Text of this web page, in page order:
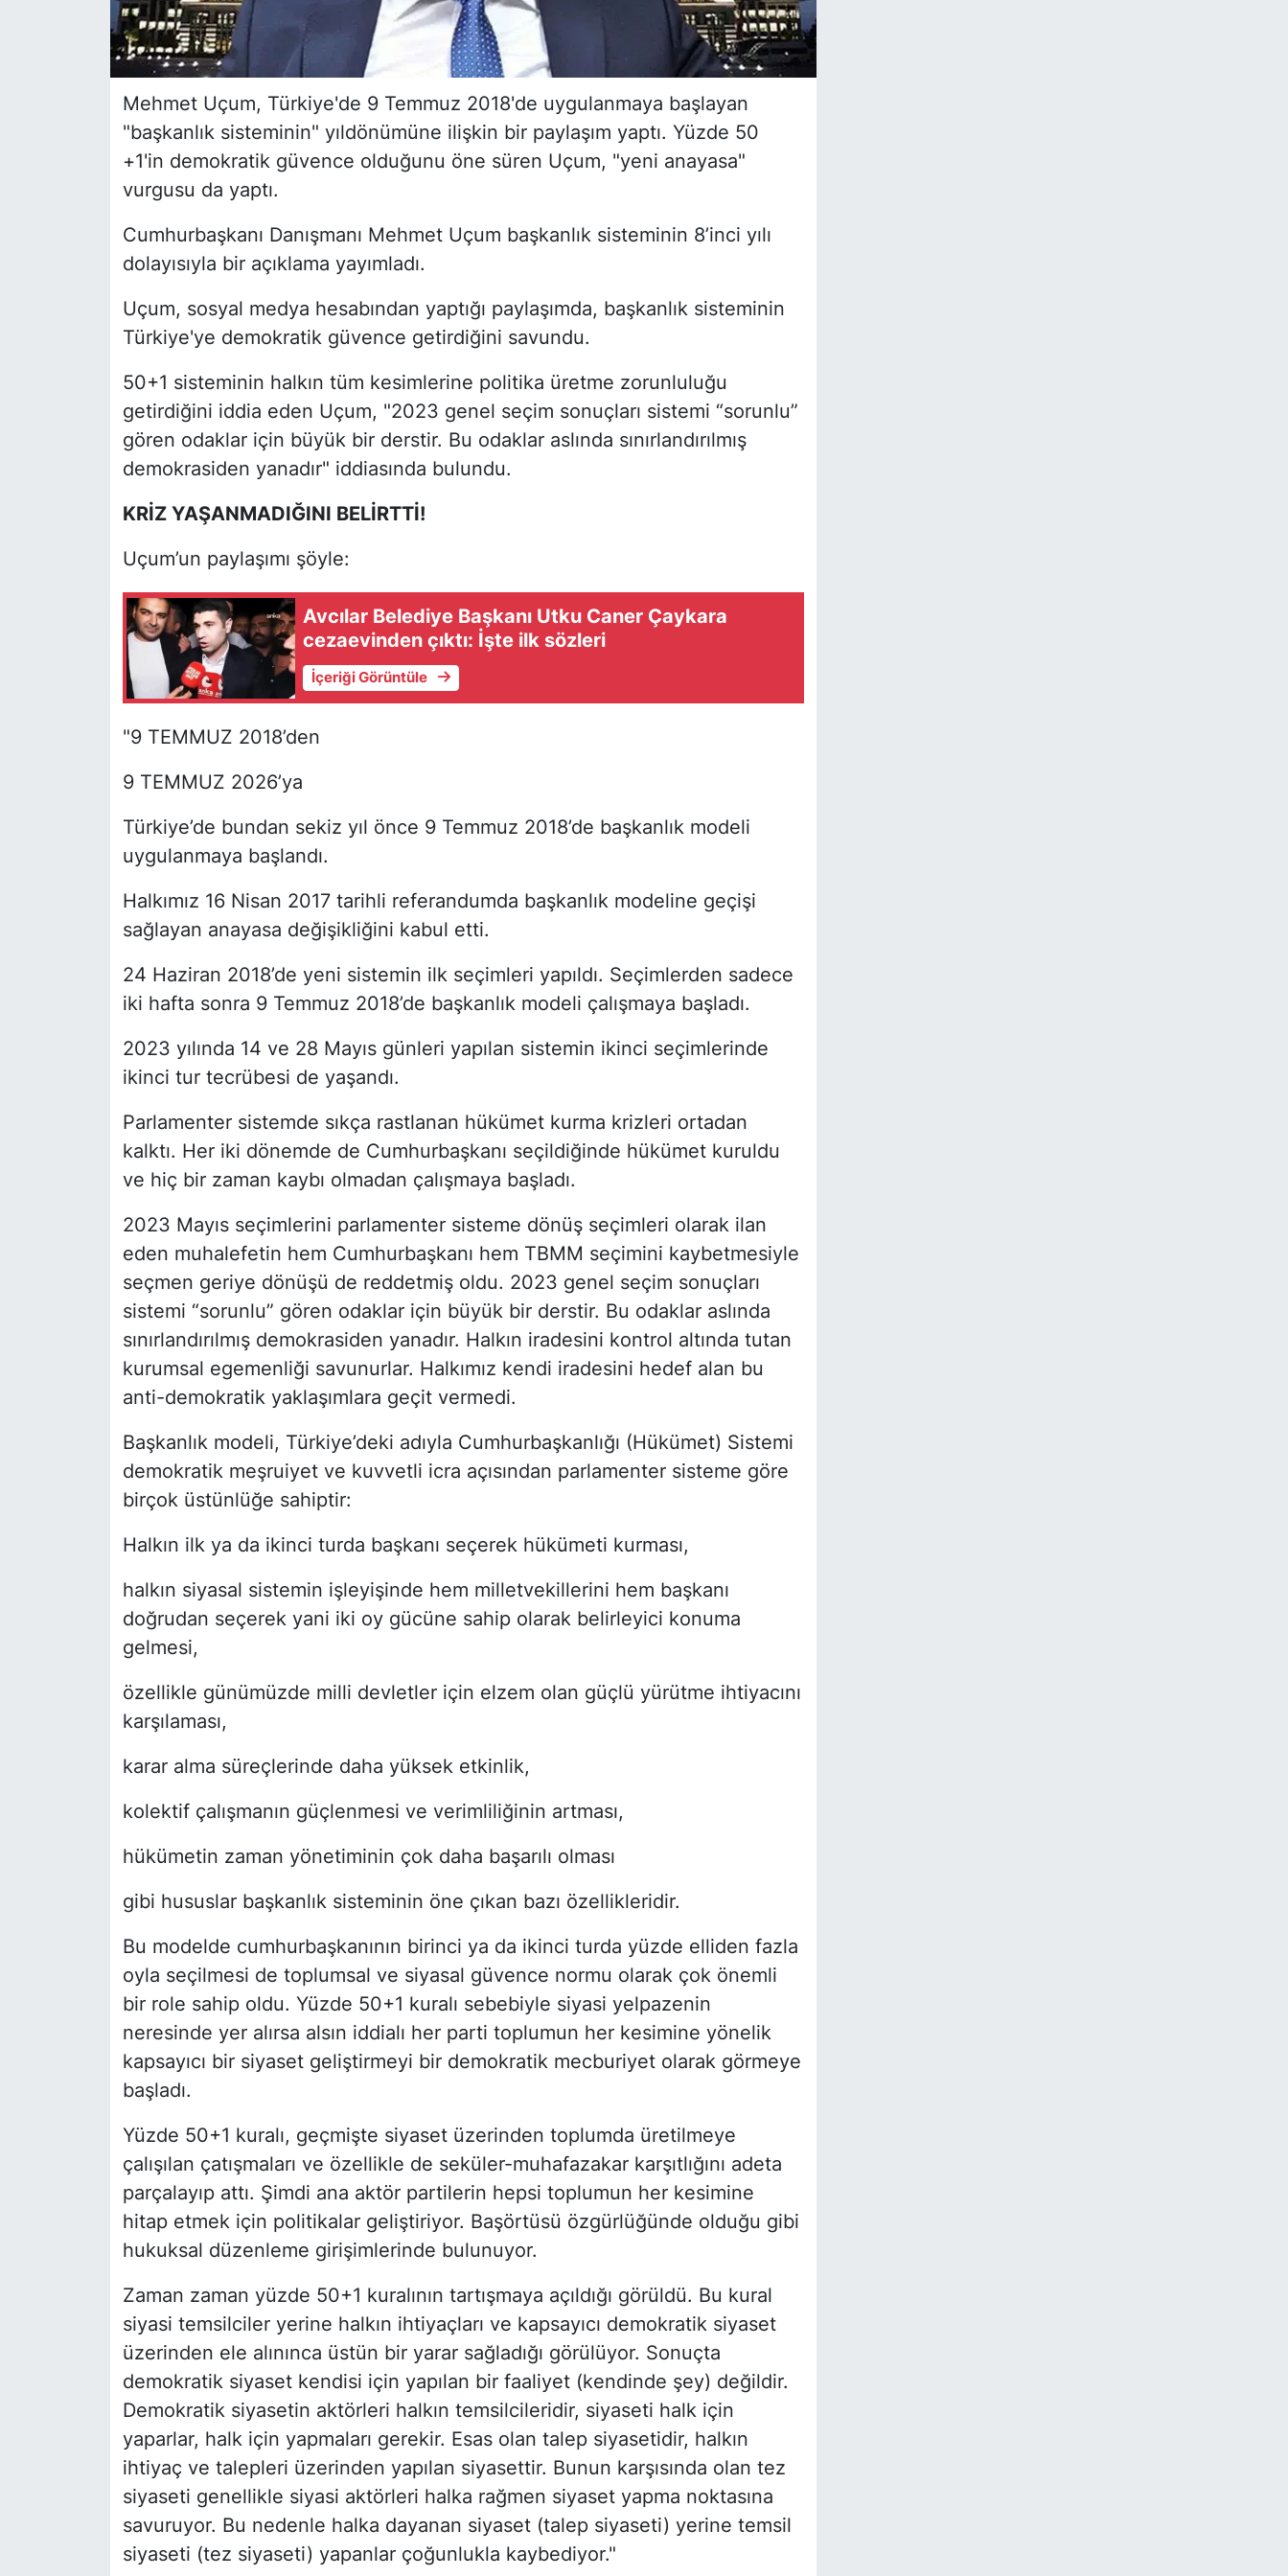
Mehmet Uçum, Türkiye'de 9 Temmuz 2018'de uygulanmaya başlayan
"başkanlık sisteminin" yıldönümüne ilişkin bir paylaşım yaptı. Yüzde 50
+1'in demokratik güvence olduğunu öne süren Uçum, "yeni anayasa"
vurgusu da yaptı.
Cumhurbaşkanı Danışmanı Mehmet Uçum başkanlık sisteminin 8’inci yılı
dolayısıyla bir açıklama yayımladı.
Uçum, sosyal medya hesabından yaptığı paylaşımda, başkanlık sisteminin
Türkiye'ye demokratik güvence getirdiğini savundu.
50+1 sisteminin halkın tüm kesimlerine politika üretme zorunluluğu
getirdiğini iddia eden Uçum, "2023 genel seçim sonuçları sistemi “sorunlu”
gören odaklar için büyük bir derstir. Bu odaklar aslında sınırlandırılmış
demokrasiden yanadır" iddiasında bulundu.
KRİZ YAŞANMADIĞINI BELİRTTİ!
Uçum’un paylaşımı şöyle:
Avcılar Belediye Başkanı Utku Caner Çaykara
cezaevinden çıktı: İşte ilk sözleri
İçeriği Görüntüle
"9 TEMMUZ 2018’den
9 TEMMUZ 2026’ya
Türkiye’de bundan sekiz yıl önce 9 Temmuz 2018’de başkanlık modeli
uygulanmaya başlandı.
Halkımız 16 Nisan 2017 tarihli referandumda başkanlık modeline geçişi
sağlayan anayasa değişikliğini kabul etti.
24 Haziran 2018’de yeni sistemin ilk seçimleri yapıldı. Seçimlerden sadece
iki hafta sonra 9 Temmuz 2018’de başkanlık modeli çalışmaya başladı.
2023 yılında 14 ve 28 Mayıs günleri yapılan sistemin ikinci seçimlerinde
ikinci tur tecrübesi de yaşandı.
Parlamenter sistemde sıkça rastlanan hükümet kurma krizleri ortadan
kalktı. Her iki dönemde de Cumhurbaşkanı seçildiğinde hükümet kuruldu
ve hiç bir zaman kaybı olmadan çalışmaya başladı.
2023 Mayıs seçimlerini parlamenter sisteme dönüş seçimleri olarak ilan
eden muhalefetin hem Cumhurbaşkanı hem TBMM seçimini kaybetmesiyle
seçmen geriye dönüşü de reddetmiş oldu. 2023 genel seçim sonuçları
sistemi “sorunlu” gören odaklar için büyük bir derstir. Bu odaklar aslında
sınırlandırılmış demokrasiden yanadır. Halkın iradesini kontrol altında tutan
kurumsal egemenliği savunurlar. Halkımız kendi iradesini hedef alan bu
anti-demokratik yaklaşımlara geçit vermedi.
Başkanlık modeli, Türkiye’deki adıyla Cumhurbaşkanlığı (Hükümet) Sistemi
demokratik meşruiyet ve kuvvetli icra açısından parlamenter sisteme göre
birçok üstünlüğe sahiptir:
Halkın ilk ya da ikinci turda başkanı seçerek hükümeti kurması,
halkın siyasal sistemin işleyişinde hem milletvekillerini hem başkanı
doğrudan seçerek yani iki oy gücüne sahip olarak belirleyici konuma
gelmesi,
özellikle günümüzde milli devletler için elzem olan güçlü yürütme ihtiyacını
karşılaması,
karar alma süreçlerinde daha yüksek etkinlik,
kolektif çalışmanın güçlenmesi ve verimliliğinin artması,
hükümetin zaman yönetiminin çok daha başarılı olması
gibi hususlar başkanlık sisteminin öne çıkan bazı özellikleridir.
Bu modelde cumhurbaşkanının birinci ya da ikinci turda yüzde elliden fazla
oyla seçilmesi de toplumsal ve siyasal güvence normu olarak çok önemli
bir role sahip oldu. Yüzde 50+1 kuralı sebebiyle siyasi yelpazenin
neresinde yer alırsa alsın iddialı her parti toplumun her kesimine yönelik
kapsayıcı bir siyaset geliştirmeyi bir demokratik mecburiyet olarak görmeye
başladı.
Yüzde 50+1 kuralı, geçmişte siyaset üzerinden toplumda üretilmeye
çalışılan çatışmaları ve özellikle de seküler-muhafazakar karşıtlığını adeta
parçalayıp attı. Şimdi ana aktör partilerin hepsi toplumun her kesimine
hitap etmek için politikalar geliştiriyor. Başörtüsü özgürlüğünde olduğu gibi
hukuksal düzenleme girişimlerinde bulunuyor.
Zaman zaman yüzde 50+1 kuralının tartışmaya açıldığı görüldü. Bu kural
siyasi temsilciler yerine halkın ihtiyaçları ve kapsayıcı demokratik siyaset
üzerinden ele alınınca üstün bir yarar sağladığı görülüyor. Sonuçta
demokratik siyaset kendisi için yapılan bir faaliyet (kendinde şey) değildir.
Demokratik siyasetin aktörleri halkın temsilcileridir, siyaseti halk için
yaparlar, halk için yapmaları gerekir. Esas olan talep siyasetidir, halkın
ihtiyaç ve talepleri üzerinden yapılan siyasettir. Bunun karşısında olan tez
siyaseti genellikle siyasi aktörleri halka rağmen siyaset yapma noktasına
savuruyor. Bu nedenle halka dayanan siyaset (talep siyaseti) yerine temsil
siyaseti (tez siyaseti) yapanlar çoğunlukla kaybediyor."